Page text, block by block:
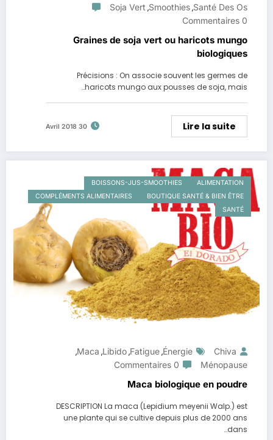
Santé Des Os
,
Smoothies
,
Soja Vert
0 Commentaires
Graines de soja vert ou haricots mungo
biologiques
Précisions : On associe souvent les germes de
haricots mungo aux pousses de soja, mais…
Lire la suite
30 Avril 2018
ALIMENTATION
BOISSONS-JUS-SMOOTHIES
BOUTIQUE SANTÉ & BIEN ÊTRE
COMPLÉMENTS ALIMENTAIRES
SANTÉ
Chiva
Énergie
,
Fatigue
,
Libido
,
Maca
,
Ménopause
0 Commentaires
Maca biologique en poudre
DESCRIPTION La maca (Lepidium meyenii Walp.) est
une plante qui se cultive depuis plus de 2000 ans
dans…